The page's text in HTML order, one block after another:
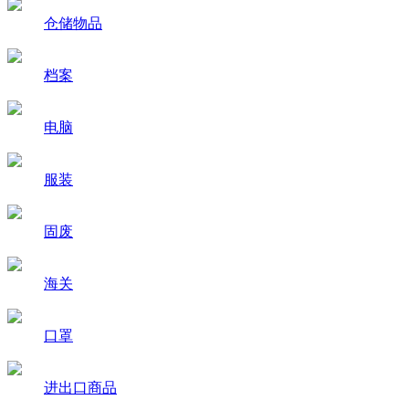
仓储物品
档案
电脑
服装
固废
海关
口罩
进出口商品